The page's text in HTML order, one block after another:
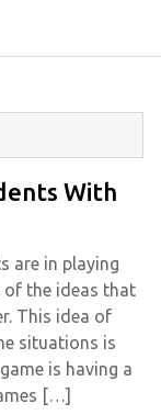
With
are in playing
of the ideas that
This idea of
situations is
is having a
[…]